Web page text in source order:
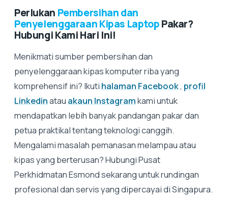
Perlukan Pembersihan dan
Penyelenggaraan Kipas LaptopPakar?
Hubungi Kami Hari Ini!
Menikmati sumber pembersihan dan
penyelenggaraan kipas komputer riba yang
komprehensif ini? Ikuti halaman Facebook, profil
Linkedinatau akaun Instagramkami untuk
mendapatkan lebih banyak pandangan pakar dan
petua praktikal tentang teknologi canggih.
Mengalami masalah pemanasan melampau atau
kipas yang berterusan? Hubungi Pusat
Perkhidmatan Esmond sekarang untuk rundingan
profesional dan servis yang dipercayai di Singapura.